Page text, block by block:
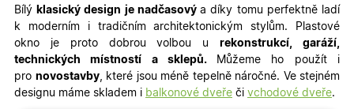
Bílý klasický design je nadčasovýa díky tomu perfektně ladí
k moderním i tradičním architektonickým stylům. Plastové
okno je proto dobrou volbou urekonstrukcí, garáží,
technických místností a sklepů.
Můžeme ho použít i
pro novostavby, které jsou méně tepelně náročné. Ve stejném
designu máme skladem i balkonové dveře či vchodové dveře.